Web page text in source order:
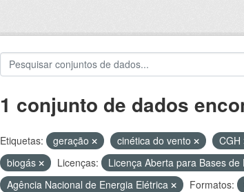
1 conjunto de dados
Etiquetas: geração cinética do vento CGH
biogás
Licenças: Licença Aberta para Bases
Agência Nacional de Energia Elétrica
Formatos: